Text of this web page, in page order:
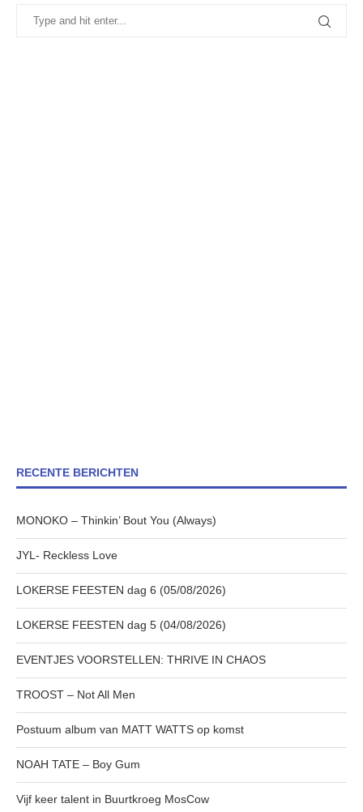
RECENTE BERICHTEN
MONOKO – Thinkin’ Bout You (Always)
JYL- Reckless Love
LOKERSE FEESTEN dag 6 (05/08/2026)
LOKERSE FEESTEN dag 5 (04/08/2026)
EVENTJES VOORSTELLEN: THRIVE IN CHAOS
TROOST – Not All Men
Postuum album van MATT WATTS op komst
NOAH TATE – Boy Gum
Vijf keer talent in Buurtkroeg MosCow